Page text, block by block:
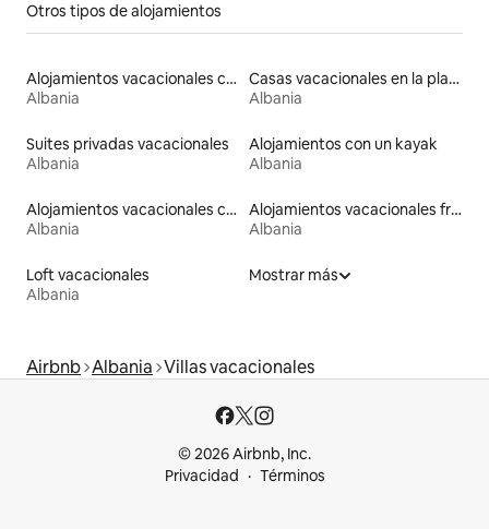
Otros tipos de alojamientos
Alojamientos vacacionales con entrada y salida de pistas de esquí
Albania
Casas vacacionales en la playa
Albania
Suites privadas vacacionales
Albania
Alojamientos con un kayak
Albania
Alojamientos vacacionales con piscina
Albania
Alojamientos vacacionales frente a la playa
Albania
Loft vacacionales
Albania
Mostrar más
Airbnb Albania Villas vacacionales
© 2026 Airbnb, Inc.
Privacidad
Términos